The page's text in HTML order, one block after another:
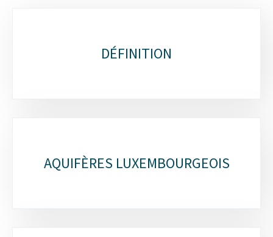
DÉFINITION
AQUIFÈRES LUXEMBOURGEOIS